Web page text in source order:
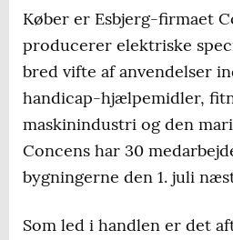
Køber er Esbjerg-firmaet
producerer elektriske
bred vifte af anvendelser
handicap-hjælpemidler,
maskinindustri og den
Concens har 30
bygningerne den 1. juli
Som led i handlen er det